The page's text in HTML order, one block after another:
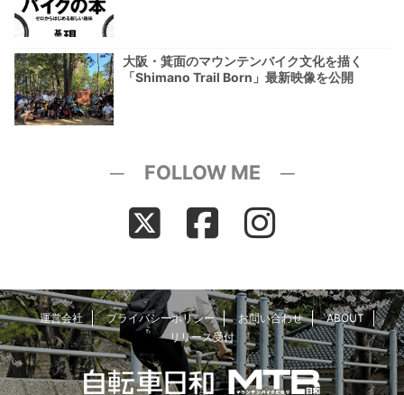
大阪・箕面のマウンテンバイク文化を描く
「Shimano Trail Born」最新映像を公開
─ FOLLOW ME ─
運営会社 プライバシーポリシー お問い合わせ
ABOUT
リリース受付